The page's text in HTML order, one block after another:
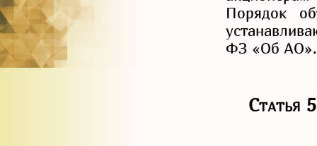
Порядок
ФЗ «Об АО».